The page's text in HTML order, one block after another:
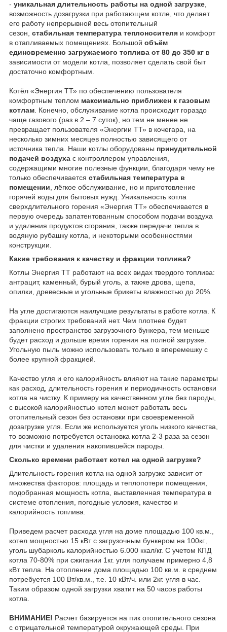
- уникальная длительность работы на одной загрузке
возможность дозагрузки при работающем котле, что делает
его работу непрерывной весь отопительный
сезон, стабильная температура теплоносителя и комфорт
в отапливаемых помещениях. Большой объём
единовременно загружаемого топлива от 80 до 350 кг в
зависимости от модели котла, позволяет сделать свой быт
достаточно комфортным.
Котёл «Энергия ТТ» по обеспечению пользователя
комфортным теплом максимально приближен к газовым
котлам . Конечно, обслуживание котла происходит гораздо
чаще газового (раз в 2 – 7 суток), но тем не менее не
превращает пользователя «Энергии ТТ» в кочегара, на
несколько зимних месяцев полностью зависящего от
источника тепла. Наши котлы оборудованы принудительной
подачей воздуха с контроллером управления,
содержащими многие полезные функции, благодаря чему не
только обеспечивается стабильная температура в
помещении , лёгкое обслуживание, но и приготовление
горячей воды для бытовых нужд. Уникальность котла
сверхдлительного горения «Энергия ТТ» обеспечивается в
первую очередь запатентованным способом подачи воздуха
и удаления продуктов сгорания, также передачи тепла в
водяную рубашку котла, и некоторыми особенностями
конструкции.
Какие требования к качеству и фракции топлива?
Котлы Энергия ТТ работают на всех видах твердого топлива:
антрацит, каменный, бурый уголь, а также дрова, щепа,
опилки, древесные и угольные брикеты влажностью до 20%.
На угле достигаются наилучшие результаты в работе котла. К
фракции строгих требований нет. Чем плотнее будет
заполнено пространство загрузочного бункера, тем меньше
будет расход и дольше время горения на полной загрузке.
Угольную пыль можно использовать только в вперемешку с
более крупной фракцией.
Качество угля и его калорийность влияют на такие параметры
как расход, длительность горения и периодичность остановки
котла на чистку. К примеру на качественном угле без пароды,
с высокой калорийностью котел может работать весь
отопительный сезон без остановки при своевременной
дозагрузке угля. Если же используется уголь низкого качества,
то возможно потребуется остановка котла 2-3 раза за сезон
для чистки и удаления накопившейся пароды.
Сколько времени работает котел на одной загрузке?
Длительность горения котла на одной загрузке зависит от
множества факторов: площадь и теплопотери помещения,
подобранная мощность котла, выставленная температура в
системе отопления, погодные условия, качество и
калорийность топлива.
Приведем расчет расхода угля на доме площадью 100 кв.м.,
котел мощностью 15 кВт с загрузочным бункером на 100кг.,
уголь шубарколь калорийностью 6.000 ккал/кг. С учетом КПД
котла 70-80% при сжигании 1кг. угля получаем примерно 4,8
кВт тепла. На отопление дома площадью 100 кв.м. в среднем
потребуется 100 Вт/кв.м., т.е. 10 кВт/ч. или 2кг. угля в час.
Таким образом одной загрузки хватит на 50 часов работы
котла.
ВНИМАНИЕ! Расчет базируется на пик отопительного сезона
с отрицательной температурой окружающей среды. При